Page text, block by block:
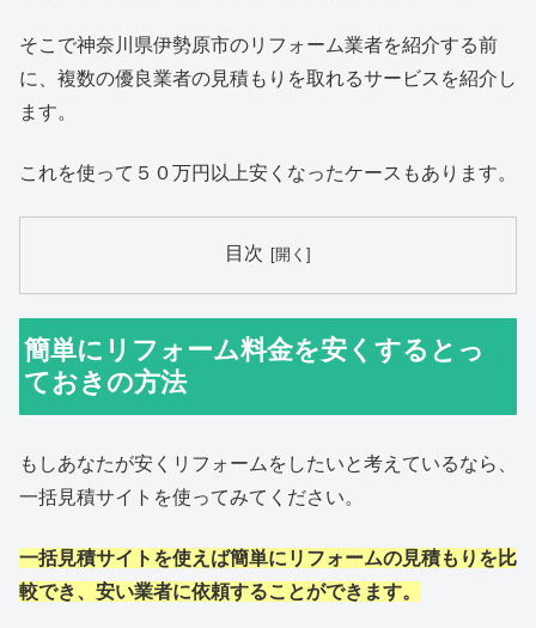
そこで神奈川県伊勢原市のリフォーム業者を紹介する前
に、複数の優良業者の見積もりを取れるサービスを紹介し
ます。
これを使って５０万円以上安くなったケースもあります。
目次
簡単にリフォーム料金を安くするとっ
ておきの方法
もしあなたが安くリフォームをしたいと考えているなら、
一括見積サイトを使ってみてください。
一括見積サイトを使えば簡単にリフォームの見積もりを比
較でき、安い業者に依頼することができます。